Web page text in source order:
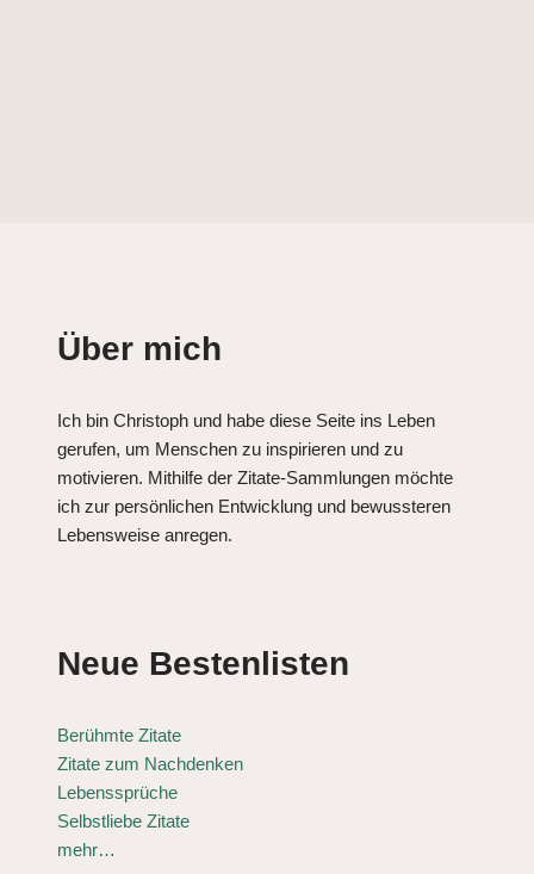
Über mich
Ich bin Christoph und habe diese Seite ins Leben
gerufen, um Menschen zu inspirieren und zu
motivieren. Mithilfe der Zitate-Sammlungen möchte
ich zur persönlichen Entwicklung und bewussteren
Lebensweise anregen.
Neue Bestenlisten
Berühmte Zitate
Zitate zum Nachdenken
Lebenssprüche
Selbstliebe Zitate
mehr…